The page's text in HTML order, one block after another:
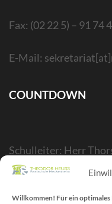
Willkommen! Für ein
Fax: (02 22 5) – 91 74
E-Mail:
COUNTDOWN
Schulleiter: Herr
Stellvertr. Schulleiter:
Webmaster/SV-